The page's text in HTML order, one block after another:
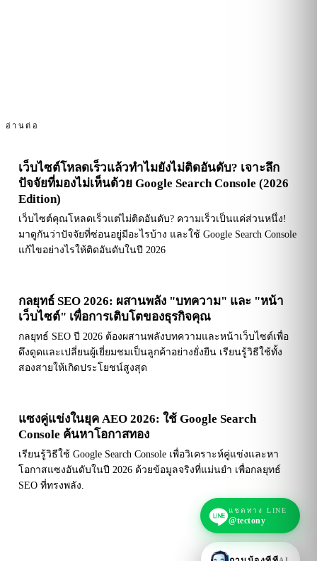
อ่านต่อ
เว็บไซต์โหลดเร็วแล้วทำไมยังไม่ติดอันดับ? เจาะลึก
ปัจจัยที่มองไม่เห็นด้วย Google Search Console (2026
Edition)
เว็บไซต์คุณโหลดเร็วแต่ไม่ติดอันดับ? ความเร็วเป็นแค่ส่วนหนึ่ง!
มาดูกันว่าปัจจัยที่ซ่อนอยู่มีอะไรบ้าง และใช้ Google Search Console
แก้ไขอย่างไรให้ติดอันดับในปี 2026
กลยุทธ์ SEO 2026: ผสานพลัง "บทความ" และ "หน้า
เว็บไซต์" เพื่อการเติบโตของธุรกิจคุณ
กลยุทธ์ SEO ปี 2026 ต้องผสานพลังบทความและหน้าเว็บไซต์เพื่อ
ดึงดูดและเปลี่ยนผู้เยี่ยมชมเป็นลูกค้าอย่างยั่งยืน เรียนรู้วิธีใช้ทั้ง
สองสายให้เกิดประโยชน์สูงสุด
แซงคู่แข่งในยุค AEO 2026: ใช้ Google Search
Console ค้นหาโอกาสทอง
เรียนรู้วิธีใช้ Google Search Console เพื่อวิเคราะห์คู่แข่งและหา
โอกาสแซงอันดับในปี 2026 ด้วยข้อมูลจริงที่แม่นยำ เพื่อกลยุทธ์
SEO ที่ทรงพลัง.
แชตทาง LINE
@tectony